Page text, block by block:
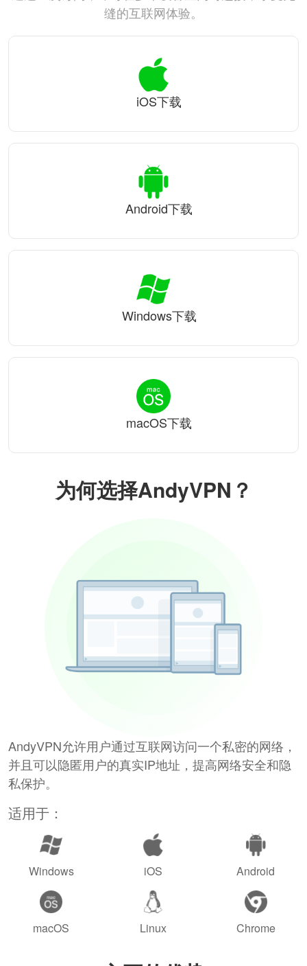
为何选择AndyVPN？
AndyVPN允许用户通过互联网访问一个私密的网络，
并且可以隐匿用户的真实IP地址，提高网络安全和隐
私保护。
适用于：
Windows iOS Android
macOS Linux Chrome
缝的互联网体验。
iOS下载
Android下载
Windows下载
macOS下载